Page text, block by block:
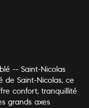
-- Saint-Nicolas
de Saint-Nicolas, ce
confort, tranquillité
grands axes